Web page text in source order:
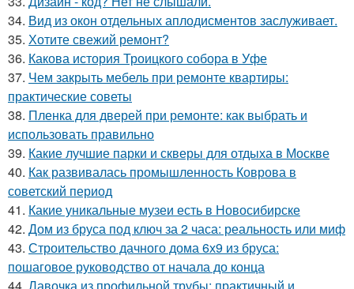
34. Вид из окон отдельных аплодисментов заслуживает.
35. Хотите свежий ремонт?
36. Какова история Троицкого собора в Уфе
37. Чем закрыть мебель при ремонте квартиры:
практические советы
38. Пленка для дверей при ремонте: как выбрать и
использовать правильно
39. Какие лучшие парки и скверы для отдыха в Москве
40. Как развивалась промышленность Коврова в
советский период
41. Какие уникальные музеи есть в Новосибирске
42. Дом из бруса под ключ за 2 часа: реальность или миф
43. Строительство дачного дома 6х9 из бруса:
пошаговое руководство от начала до конца